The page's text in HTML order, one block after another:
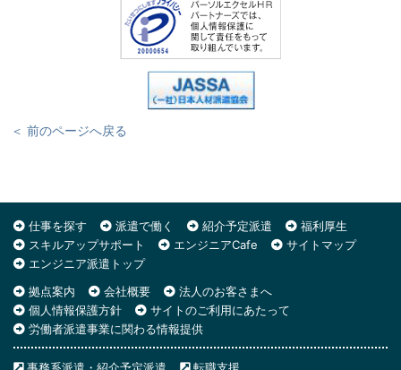
＜ 前のページへ戻る
仕事を探す 派遣で働く 紹介予定派遣
福利厚生
スキルアップサポート
エンジニアCafe
サイトマップ
エンジニア派遣トップ
拠点案内
会社概要
法人のお客さまへ
個人情報保護方針
サイトのご利用にあたって
労働者派遣事業に関わる情報提供
事務系派遣・紹介予定派遣 転職支援